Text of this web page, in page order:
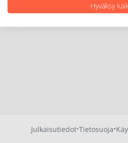
Julkaisutiedot·Tietosuoja·
Hyväksy